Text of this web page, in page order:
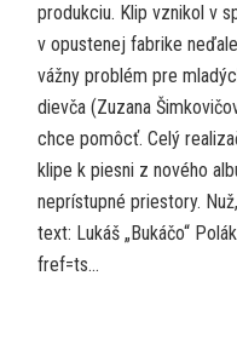
produkciu. Klip vznikol v
v opustenej fabrike
vážny problém pre
dievča (Zuzana
chce pomôcť. Celý
klipe k piesni z nového
neprístupné priestory.
text: Lukáš „Bukáčo“
fref=ts...